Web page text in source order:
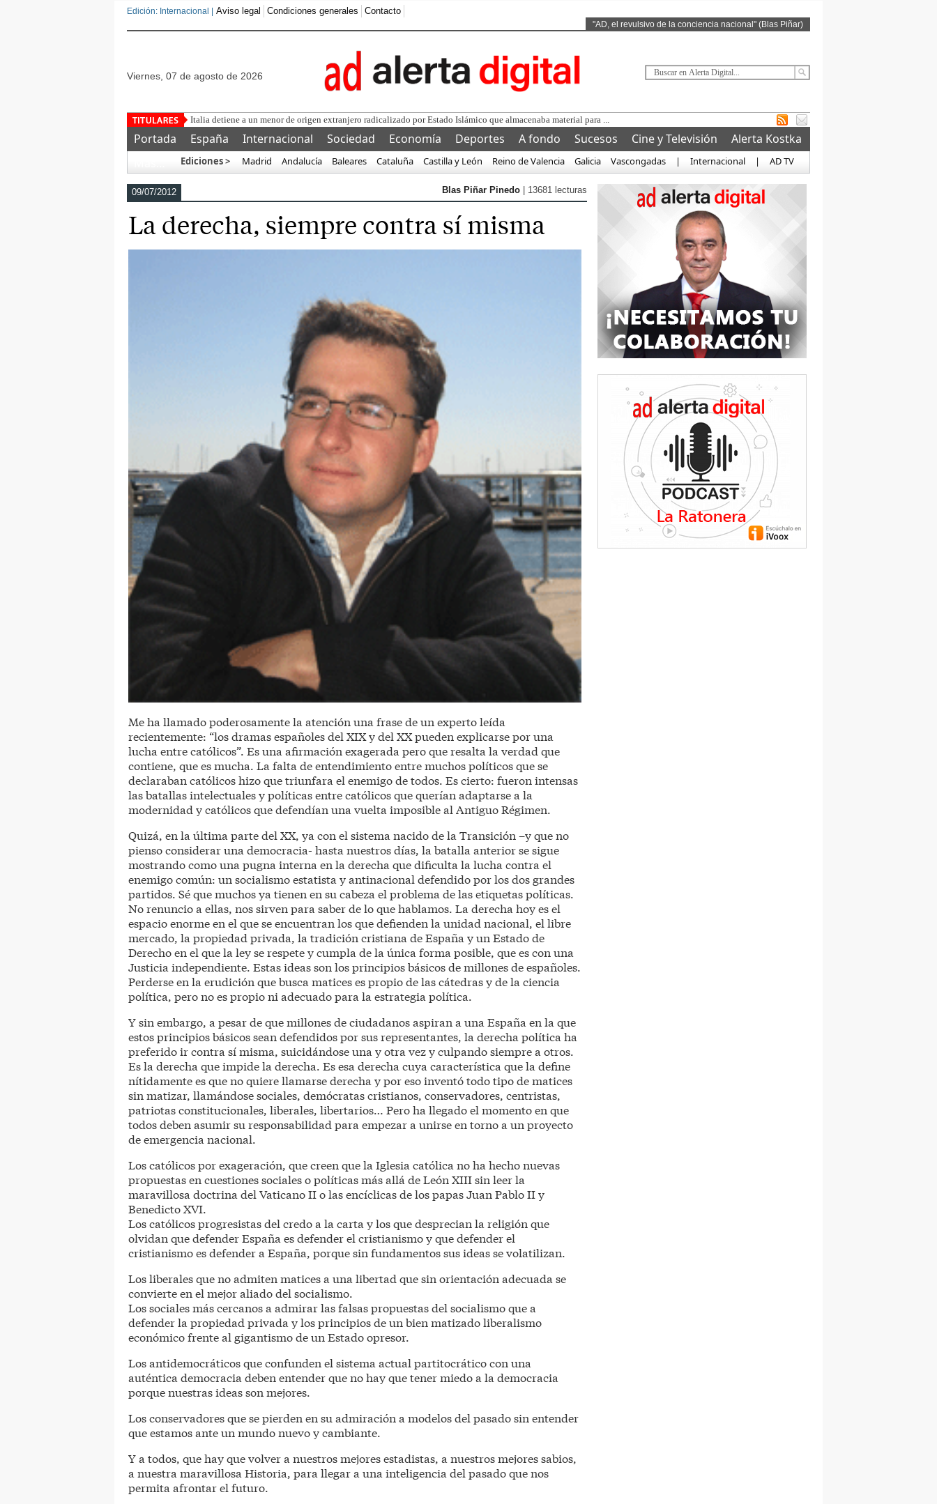
Edición: Internacional | Aviso legal Condiciones generales Contacto
"AD, el revulsivo de la conciencia nacional" (Blas Piñar)
viernes, 07 de agosto de 2026
Una asociación militar
Portada España Internacional Sociedad Economía Deportes A fondo Sucesos Cine y Televisión
Alerta Kostka
Ediciones > Madrid Andalucía Baleares Cataluña Castilla y León Reino de Valencia Galicia Vascongadas | Internacional | AD TV
09/07/2012 Blas Piñar Pinedo | 13681 lecturas
La derecha, siempre contra sí misma
Me ha llamado poderosamente la atención una frase de un experto leída
recientemente: “los dramas españoles del XIX y del XX pueden explicarse por una
lucha entre católicos”. Es una afirmación exagerada pero que resalta la verdad que
contiene, que es mucha. La falta de entendimiento entre muchos políticos que se
declaraban católicos hizo que triunfara el enemigo de todos. Es cierto: fueron intensas
las batallas intelectuales y políticas entre católicos que querían adaptarse a la
modernidad y católicos que defendían una vuelta imposible al Antiguo Régimen.
Quizá, en la última parte del XX, ya con el sistema nacido de la Transición –y que no
pienso considerar una democracia- hasta nuestros días, la batalla anterior se sigue
mostrando como una pugna interna en la derecha que dificulta la lucha contra el
enemigo común: un socialismo estatista y antinacional defendido por los dos grandes
partidos. Sé que muchos ya tienen en su cabeza el problema de las etiquetas políticas.
No renuncio a ellas, nos sirven para saber de lo que hablamos. La derecha hoy es el
espacio enorme en el que se encuentran los que defienden la unidad nacional, el libre
mercado, la propiedad privada, la tradición cristiana de España y un Estado de
Derecho en el que la ley se respete y cumpla de la única forma posible, que es con una
Justicia independiente. Estas ideas son los principios básicos de millones de españoles.
Perderse en la erudición que busca matices es propio de las cátedras y de la ciencia
política, pero no es propio ni adecuado para la estrategia política.
Y sin embargo, a pesar de que millones de ciudadanos aspiran a una España en la que
estos principios básicos sean defendidos por sus representantes, la derecha política ha
preferido ir contra sí misma, suicidándose una y otra vez y culpando siempre a otros.
Es la derecha que impide la derecha. Es esa derecha cuya característica que la define
nítidamente es que no quiere llamarse derecha y por eso inventó todo tipo de matices
sin matizar, llamándose sociales, demócratas cristianos, conservadores, centristas,
patriotas constitucionales, liberales, libertarios… Pero ha llegado el momento en que
todos deben asumir su responsabilidad para empezar a unirse en torno a un proyecto
de emergencia nacional.
Los católicos por exageración, que creen que la Iglesia católica no ha hecho nuevas
propuestas en cuestiones sociales o políticas más allá de León XIII sin leer la
maravillosa doctrina del Vaticano II o las encíclicas de los papas Juan Pablo II y
Benedicto XVI.
Los católicos progresistas del credo a la carta y los que desprecian la religión que
olvidan que defender España es defender el cristianismo y que defender el
cristianismo es defender a España, porque sin fundamentos sus ideas se volatilizan.
Los liberales que no admiten matices a una libertad que sin orientación adecuada se
convierte en el mejor aliado del socialismo.
Los sociales más cercanos a admirar las falsas propuestas del socialismo que a
defender la propiedad privada y los principios de un bien matizado liberalismo
económico frente al gigantismo de un Estado opresor.
Los antidemocráticos que confunden el sistema actual partitocrático con una
auténtica democracia deben entender que no hay que tener miedo a la democracia
porque nuestras ideas son mejores.
Los conservadores que se pierden en su admiración a modelos del pasado sin entender
que estamos ante un mundo nuevo y cambiante.
Y a todos, que hay que volver a nuestros mejores estadistas, a nuestros mejores sabios,
a nuestra maravillosa Historia, para llegar a una inteligencia del pasado que nos
permita afrontar el futuro.